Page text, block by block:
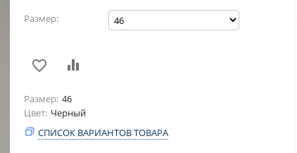
Размер:
Размер 46
Цвет Черный
СПИСОК ВАРИАНТОВ ТОВАРА